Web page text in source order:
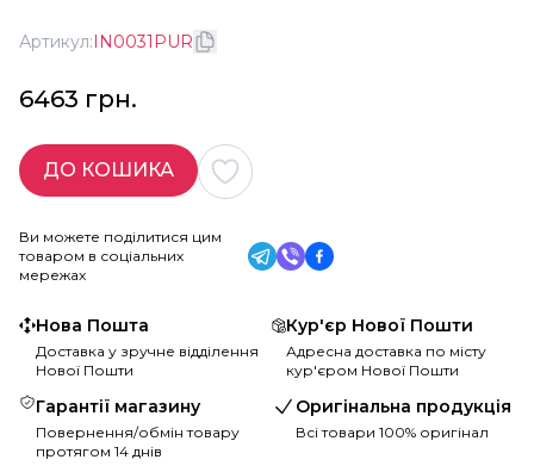
Артикул:IN0031PUR
6463 грн.
ДО КОШИКА
Ви можете поділитися цим
товаром в соціальних
мережах
Нова Пошта
Доставка у зручне відділення
Нової Пошти
Кур'єр Нової Пошти
Адресна доставка по місту
кур'єром Нової Пошти
Гарантії магазину
Повернення/обмін товару
протягом 14 днів
Оригінальна продукція
Всі товари 100% оригінал